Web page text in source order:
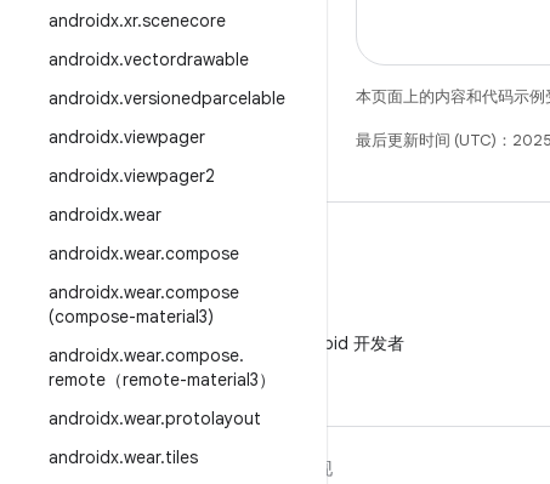
androidx.xr.scenecore
androidx.vectordrawable
androidx.versionedparcelable
androidx.viewpager
androidx.viewpager2
androidx.wear
androidx.wear.compose
androidx.wear.compose
(compose-material3)
androidx.wear.compose.
remote（remote-material3）
androidx.wear.protolayout
androidx.wear.tiles
本页面上的内容和代码示例
最后更新时间 (UTC)：
在微信中关注 Android 开发者
关于 ANDROID
发现